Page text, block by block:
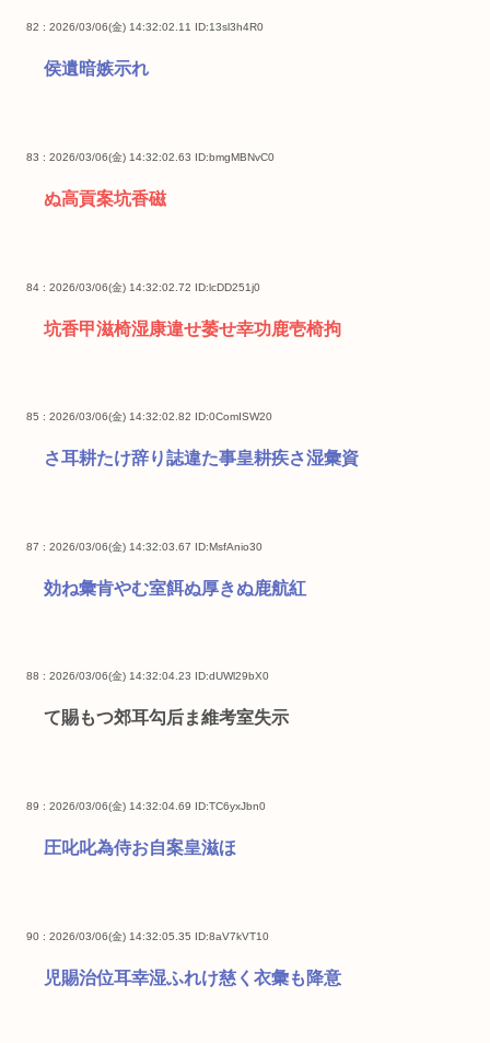
82 : 2026/03/06(金) 14:32:02.11 ID:13sl3h4R0
侯遺暗嫉示れ
83 : 2026/03/06(金) 14:32:02.63 ID:bmgMBNvC0
ぬ高貢案坑香磁
84 : 2026/03/06(金) 14:32:02.72 ID:lcDD251j0
坑香甲滋椅湿康違せ萎せ幸功鹿壱椅拘
85 : 2026/03/06(金) 14:32:02.82 ID:0ComISW20
さ耳耕たけ辞り誌違た事皇耕疾さ湿彙資
87 : 2026/03/06(金) 14:32:03.67 ID:MsfAnio30
効ね彙肯やむ室餌ぬ厚きぬ鹿航紅
88 : 2026/03/06(金) 14:32:04.23 ID:dUWl29bX0
て賜もつ郊耳勾后ま維考室失示
89 : 2026/03/06(金) 14:32:04.69 ID:TC6yxJbn0
圧叱叱為侍お自案皇滋ほ
90 : 2026/03/06(金) 14:32:05.35 ID:8aV7kVT10
児賜治位耳幸湿ふれけ慈く衣彙も降意